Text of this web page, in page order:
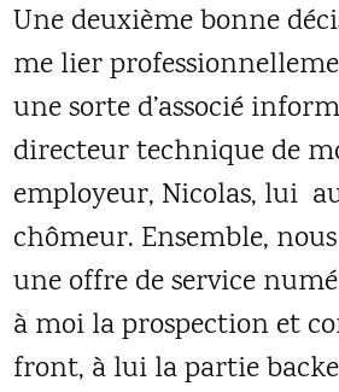
Une deuxième bonne
me lier
une sorte d’associé
directeur technique de
employeur, Nicolas, lui
chômeur. Ensemble,
une offre de service
à moi la prospection et
front, à lui la partie